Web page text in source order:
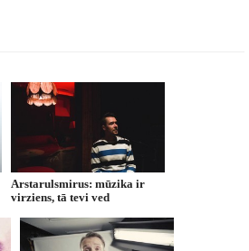
Arstarulsmirus: mūzika ir
virziens, tā tevi ved